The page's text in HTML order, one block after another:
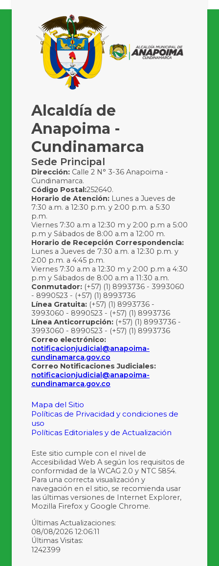
Alcaldía de
Anapoima -
Cundinamarca
Sede Principal
Dirección: Calle 2 N° 3-36 Anapoima -
Cundinamarca.
Código Postal:252640.
Horario de Atención: Lunes a Jueves de
7:30 a.m. a 12:30 p.m. y 2:00 p.m. a 5:30
p.m.
Viernes 7:30 a.m a 12:30 m y 2:00 p.m a 5:00
p.m y Sábados de 8:00 a.m a 12:00 m.
Horario de Recepción Correspondencia:
Lunes a Jueves de 7:30 a.m. a 12:30 p.m. y
2:00 p.m. a 4:45 p.m.
Viernes 7:30 a.m a 12:30 m y 2:00 p.m a 4:30
p.m y Sábados de 8:00 a.m a 11:30 a.m.
Conmutador: (+57) (1) 8993736 - 3993060
- 8990523 - (+57) (1) 8993736
Línea Gratuita: (+57) (1) 8993736 -
3993060 - 8990523 - (+57) (1) 8993736
Línea Anticorrupción: (+57) (1) 8993736 -
3993060 - 8990523 - (+57) (1) 8993736
Correo electrónico:
notificacionjudicial@anapoima-
cundinamarca.gov.co
Correo Notificaciones Judiciales:
notificacionjudicial@anapoima-
cundinamarca.gov.co
Mapa del Sitio
Políticas de Privacidad y condiciones de
uso
Políticas Editoriales y de Actualización
Este sitio cumple con el nivel de
Accesibilidad Web A según los requisitos de
conformidad de la WCAG 2.0 y NTC 5854.
Para una correcta visualización y
navegación en el sitio, se recomienda usar
las últimas versiones de Internet Explorer,
Mozilla Firefox y Google Chrome.
Últimas Actualizaciones:
08/08/2026 12:06:11
Últimas Visitas:
1242399